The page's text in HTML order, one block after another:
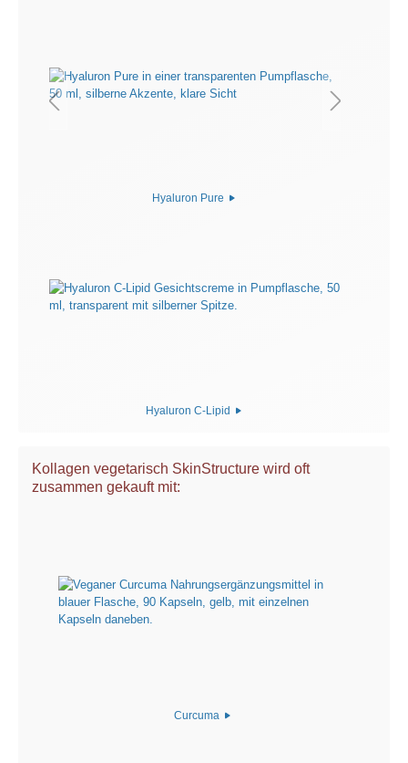
Hyaluron Pure
Hyaluron C-Lipid
Kollagen vegetarisch SkinStructure wird oft
zusammen gekauft mit:
Curcuma